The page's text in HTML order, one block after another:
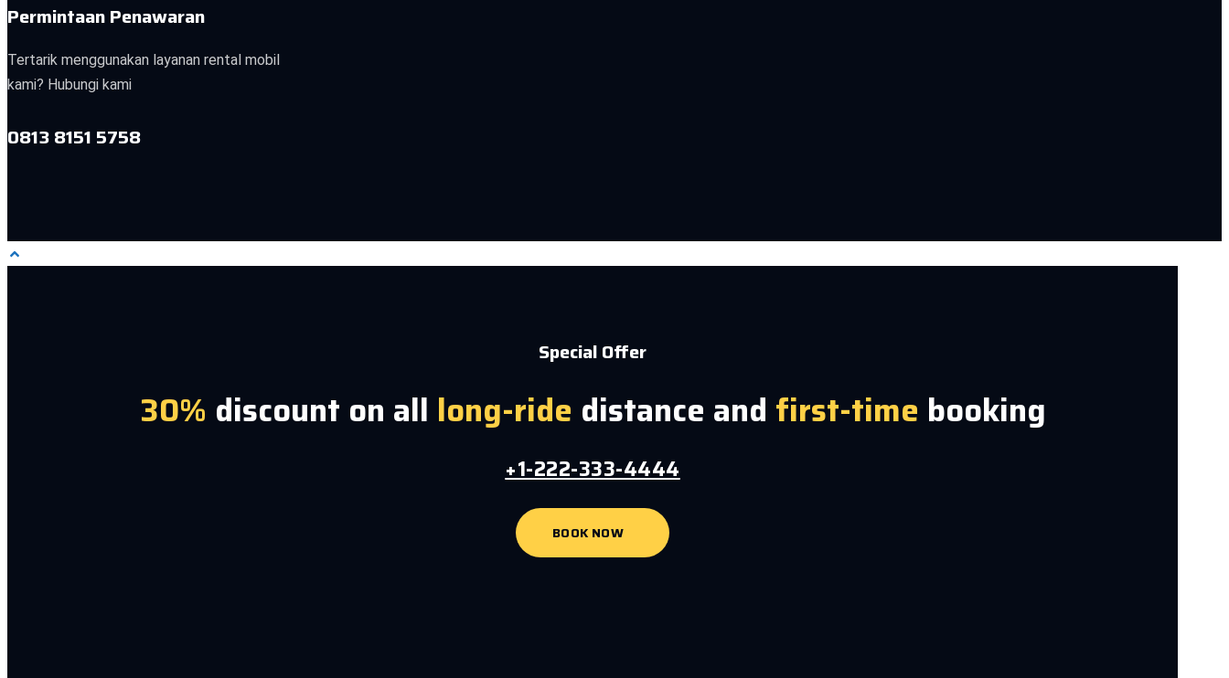
Permintaan Penawaran
Tertarik menggunakan layanan rental mobil
kami? Hubungi kami
0813 8151 5758
Special Offer
30% discount on all long-ride distance and first-time booking
+1-222-333-4444
BOOK NOW